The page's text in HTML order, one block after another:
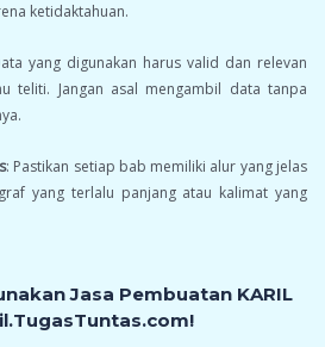
ketidaktahuan.
yang digunakan harus valid dan relevan
teliti. Jangan asal mengambil data tanpa
: Pastikan setiap bab memiliki alur yang jelas
yang terlalu panjang atau kalimat yang
Jasa Pembuatan KARIL